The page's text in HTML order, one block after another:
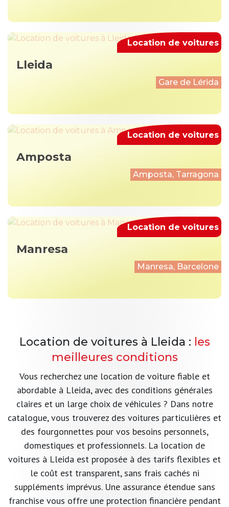
Lleida
Gare de Lérida
Location de voitures
Amposta
Amposta, Tarragona
Location de voitures
Manresa
Manresa, Barcelone
Location de voitures
Location de voitures à Lleida : les
meilleures conditions
Vous recherchez une location de voiture fiable et
abordable à Lleida, avec des conditions générales
claires et un large choix de véhicules ? Dans notre
catalogue, vous trouverez des voitures particulières et
des fourgonnettes pour vos besoins personnels,
domestiques et professionnels. La location de
voitures à Lleida est proposée à des tarifs flexibles et
le coût est transparent, sans frais cachés ni
suppléments imprévus. Une assurance étendue sans
franchise vous offre une protection financière pendant